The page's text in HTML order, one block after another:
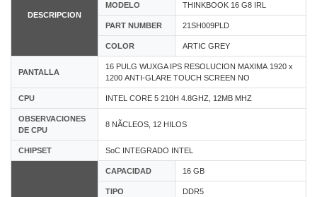
DESCRIPCION
MODELO THINKBOOK 16 G8 IRL
PART NUMBER 21SH009PLD
COLOR ARTIC GREY
PANTALLA
16 PULG WUXGA IPS RESOLUCION MAXIMA 1920 x
1200 ANTI-GLARE TOUCH SCREEN NO
CPU INTEL CORE 5 210H 4.8GHZ, 12MB MHZ
OBSERVACIONES
DE CPU
8 NÃCLEOS, 12 HILOS
CHIPSET SoC INTEGRADO INTEL
CAPACIDAD 16 GB
TIPO DDR5